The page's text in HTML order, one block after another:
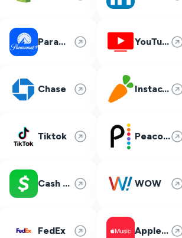
Paramount Plus YouTube TV
Chase Instacart
Tiktok Peacock
Cash App WOW
FedEx Apple Music